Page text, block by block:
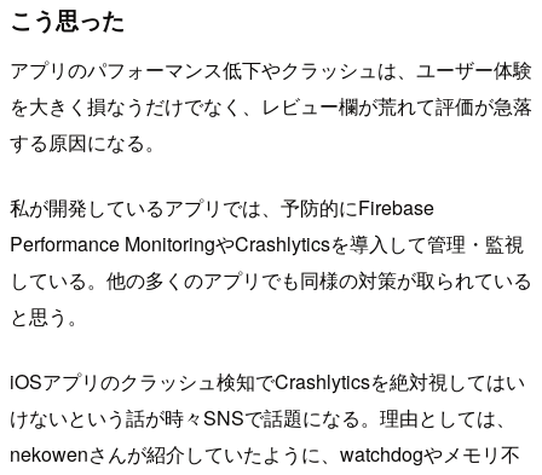
こう思った
アプリのパフォーマンス低下やクラッシュは、ユーザー体験
を大きく損なうだけでなく、レビュー欄が荒れて評価が急落
する原因になる。
私が開発しているアプリでは、予防的にFirebase
Performance MonitoringやCrashlyticsを導入して管理・監視
している。他の多くのアプリでも同様の対策が取られている
と思う。
iOSアプリのクラッシュ検知でCrashlyticsを絶対視してはい
けないという話が時々SNSで話題になる。理由としては、
nekowenさんが紹介していたように、watchdogやメモリ不